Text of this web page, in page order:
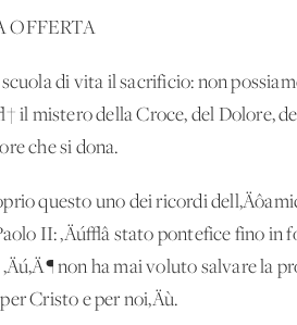
OFFERTA
di vita il sacrificio: non
il mistero della Croce, del Dolore,
che si dona.
questo uno dei ricordi
II: ‚Äú√â stato pontefice fino in
‚Äú‚Ä¶ non ha mai voluto salvare
Cristo e per noi‚Äù.